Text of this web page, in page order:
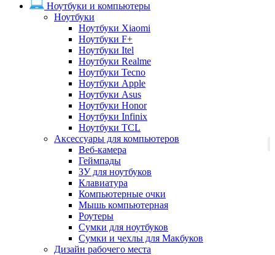
Ноутбуки и компьютеры
Ноутбуки
Ноутбуки Xiaomi
Ноутбуки F+
Ноутбуки Itel
Ноутбуки Realme
Ноутбуки Tecno
Ноутбуки Apple
Ноутбуки Asus
Ноутбуки Honor
Ноутбуки Infinix
Ноутбуки TCL
Аксессуары для компьютеров
Веб-камера
Геймпады
ЗУ для ноутбуков
Клавиатура
Компьютерные очки
Мышь компьютерная
Роутеры
Сумки для ноутбуков
Сумки и чехлы для Макбуков
Дизайн рабочего места